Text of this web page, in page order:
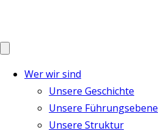
Wer wir sind
Unsere Geschichte
Unsere Führungsebene
Unsere Struktur